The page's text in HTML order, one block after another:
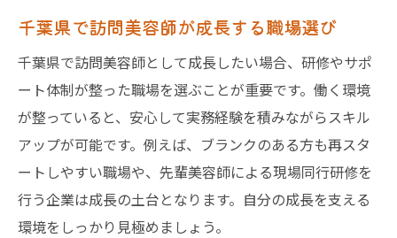
千葉県で訪問美容師が成長する職場選び
千葉県で訪問美容師として成長したい場合、研修やサポ
ート体制が整った職場を選ぶことが重要です。働く環境
が整っていると、安心して実務経験を積みながらスキル
アップが可能です。例えば、ブランクのある方も再スタ
ートしやすい職場や、先輩美容師による現場同行研修を
行う企業は成長の土台となります。自分の成長を支える
環境をしっかり見極めましょう。